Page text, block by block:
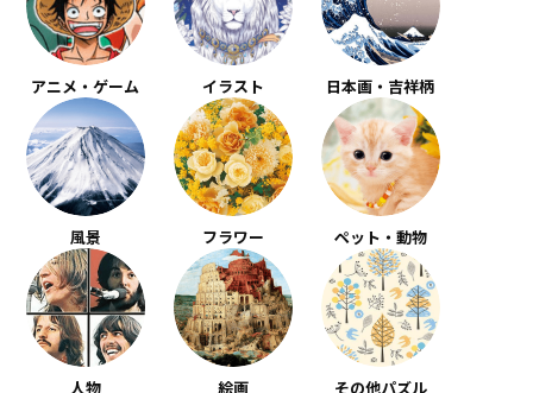
アニメ・ゲーム イラスト 日本画・吉祥柄
風景 フラワー ペット・動物
人物 絵画 その他パズル